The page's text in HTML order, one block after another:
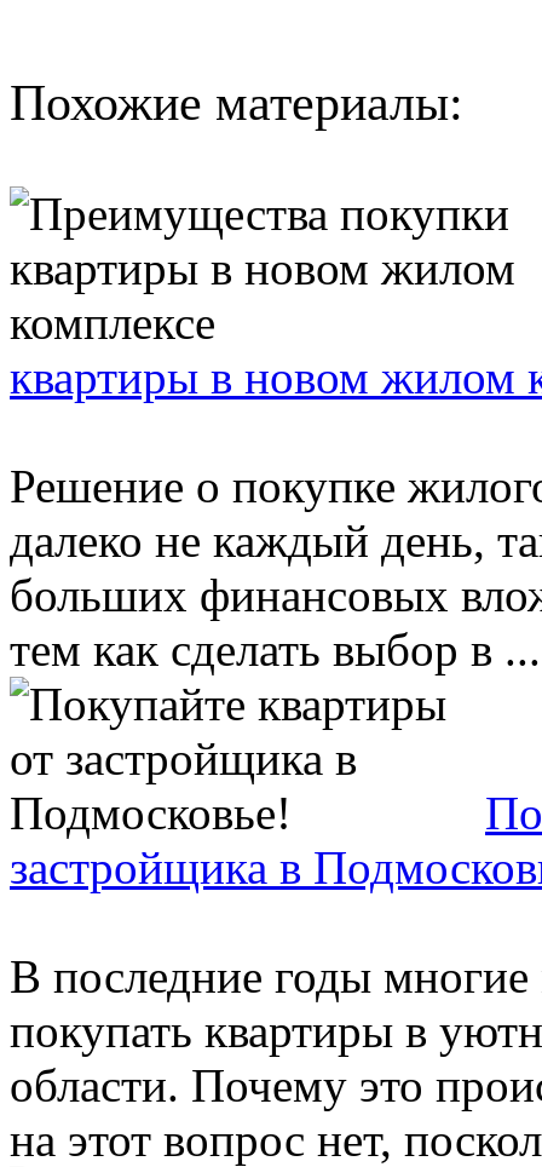
Похожие материалы:
квартиры в новом жилом
Решение о покупке
далеко не каждый день,
больших финансовых
тем как сделать выбор в ...
застройщика в
В последние годы
покупать квартиры в
области. Почему это
на этот вопрос нет,